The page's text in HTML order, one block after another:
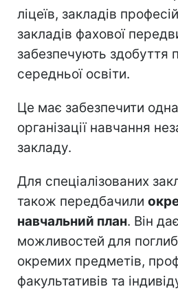
ліцеїв, закладів
закладів фахової
забезпечують здобуття
середньої освіти.
Це має забезпечити
організації навчання
закладу.
Для спеціалізованих
також передбачили
навчальний план. Він
можливостей для
окремих предметів,
факультативів та